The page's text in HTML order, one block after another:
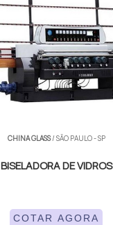
CHINA GLASS/ SÃO PAULO - SP
BISELADORA DE VIDROS
COTAR AGORA